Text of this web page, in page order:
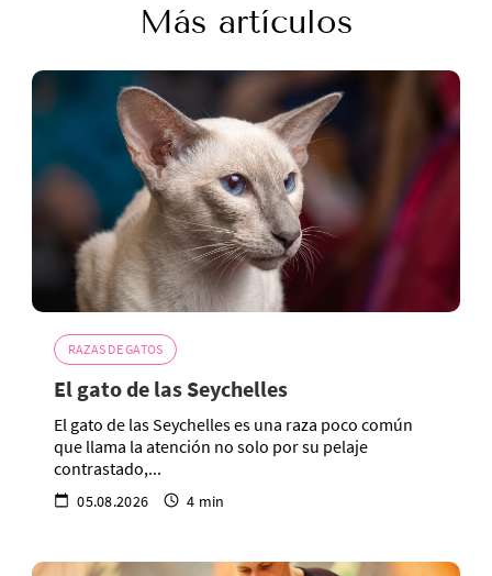
Más artículos
RAZAS DE GATOS
El gato de las Seychelles
El gato de las Seychelles es una raza poco común
que llama la atención no solo por su pelaje
contrastado,...
05.08.2026 4 min